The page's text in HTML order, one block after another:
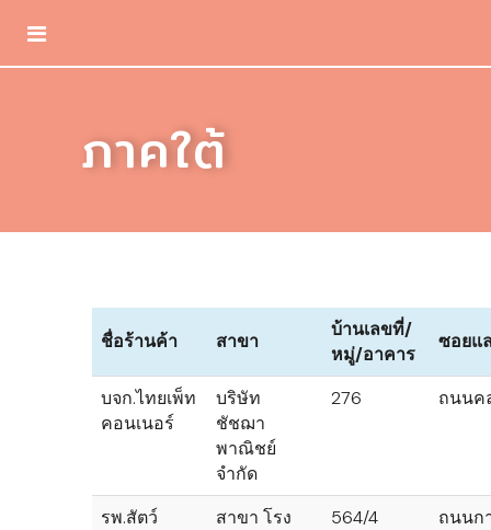
ภาคใต้
ชื่อร้านค้า สาขา
บ้านเลขที่/
หมู่/อาคาร
ซอยแ
บจก.ไทยเพ็ท
คอนเนอร์
บริษัท
ชัชฌา
พาณิชย์
จำกัด
276 ถนนค
รพ.สัตว์
สาขา โรง
564/4 ถนนก